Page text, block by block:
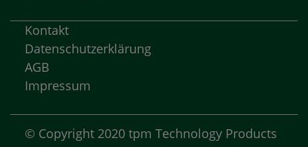
Kontakt
Datenschutzerklärung
AGB
Impressum
© Copyright 2020 tpm Technology Products